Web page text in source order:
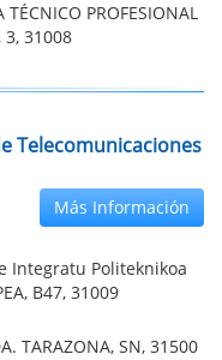
PROFESIONAL
3, 31008
Telecomunicaciones
Más Información
Integratu Politeknikoa
B47, 31009
TARAZONA, SN, 31500